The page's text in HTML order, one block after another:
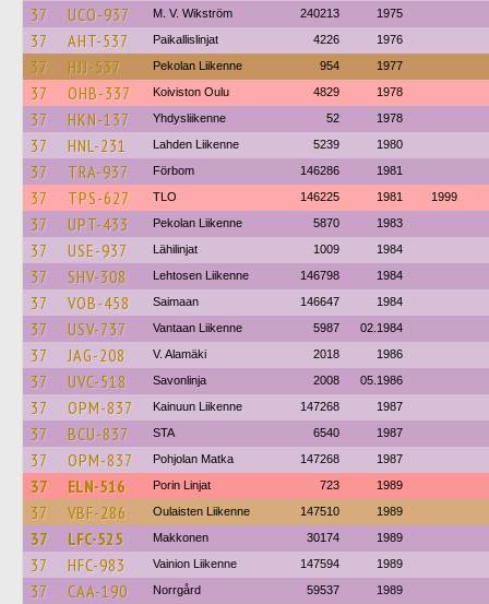
37 UCO-937 M. V. Wikström 240213 1975
37 AHT-537 Paikallislinjat 4226 1976
37 HJJ-537 Pekolan Liikenne 954 1977
37 OHB-337 Koiviston Oulu 4829 1978
37 HKN-137 Yhdysliikenne 52 1978
37 HNL-231 Lahden Liikenne 5239 1980
37 TRA-937 Förbom 146286 1981
37 TPS-627 TLO 146225 1981 1999
37 UPT-433 Pekolan Liikenne 5870 1983
37 USE-937 Lähilinjat 1009 1984
37 SHV-308 Lehtosen Liikenne 146798 1984
37 VOB-458 Saimaan 146647 1984
37 USV-737 Vantaan Liikenne 5987 02.1984
37 JAG-208 V. Alamäki 2018 1986
37 UVC-518 Savonlinja 2008 05.1986
37 OPM-837 Kainuun Liikenne 147268 1987
37 BCU-837 STA 6540 1987
37 OPM-837 Pohjolan Matka 147268 1987
37 ELN-516 Porin Linjat 723 1989
37 VBF-286 Oulaisten Liikenne 147510 1989
37 LFC-525 Makkonen 30174 1989
37 HFC-983 Vainion Liikenne 147594 1989
37 CAA-190 Norrgård 59537 1989